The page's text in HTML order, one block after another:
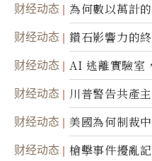
财经动态
為何數以萬計
達
财经动态 鑽石影響力的
财经动态 AI 逃離實驗室
财经动态 川普警告共產
财经动态
美國為何制裁
航運公司
财经动态
槍擊事件擾亂